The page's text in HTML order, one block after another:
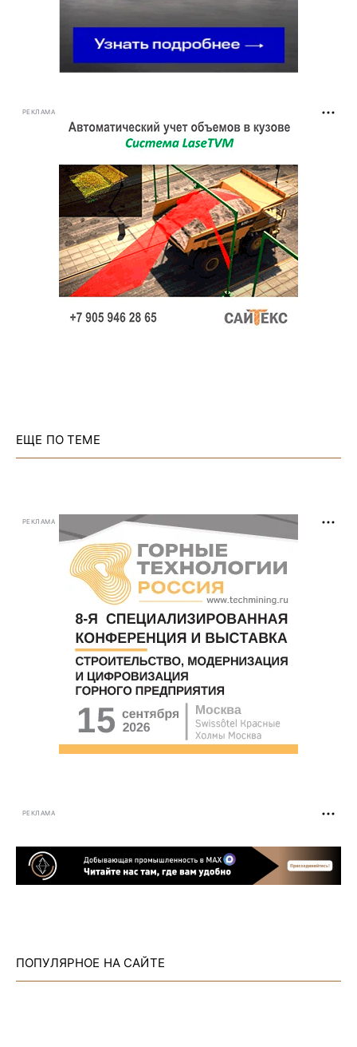
РЕКЛАМА
ЕЩЕ ПО ТЕМЕ
РЕКЛАМА
РЕКЛАМА
ПОПУЛЯРНОЕ НА САЙТЕ